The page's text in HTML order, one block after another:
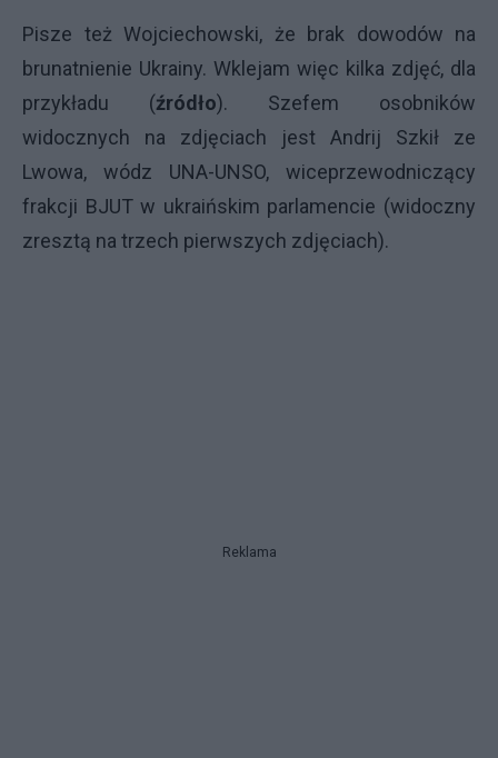
Pisze też Wojciechowski, że brak dowodów na
brunatnienie Ukrainy. Wklejam więc kilka zdjęć, dla
przykładu (źródło). Szefem osobników
widocznych na zdjęciach jest Andrij Szkił ze
Lwowa, wódz UNA-UNSO, wiceprzewodniczący
frakcji BJUT w ukraińskim parlamencie (widoczny
zresztą na trzech pierwszych zdjęciach).
Reklama